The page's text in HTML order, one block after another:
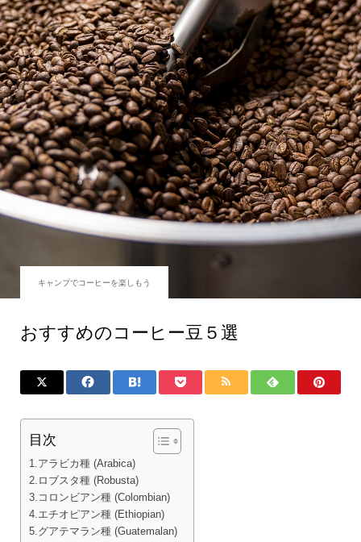
キャンプでコーヒーを楽しもう
おすすめのコーヒー豆５選
目次
1.アラビカ種 (Arabica)
2.ロブスタ種 (Robusta)
3.コロンビアン種 (Colombian)
4.エチオピアン種 (Ethiopian)
5.グアテマラン種 (Guatemalan)